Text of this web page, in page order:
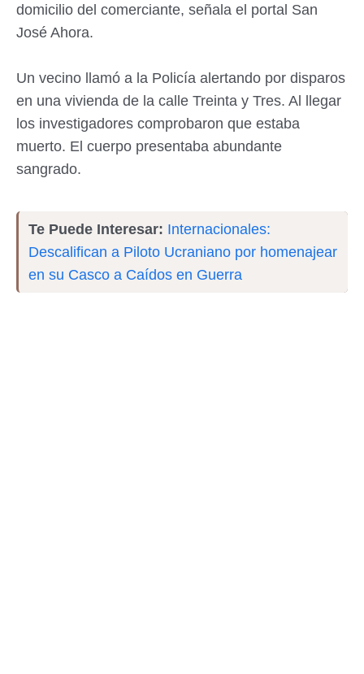
domicilio del comerciante, señala el portal San
José Ahora.
Un vecino llamó a la Policía alertando por disparos
en una vivienda de la calle Treinta y Tres. Al llegar
los investigadores comprobaron que estaba
muerto. El cuerpo presentaba abundante
sangrado.
Te Puede Interesar: Internacionales:
Descalifican a Piloto Ucraniano por homenajear
en su Casco a Caídos en Guerra